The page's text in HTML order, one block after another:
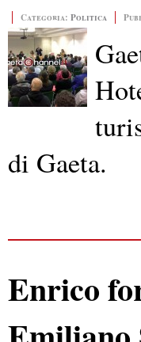
Categoria: Politica
di Gaeta.
Enrico